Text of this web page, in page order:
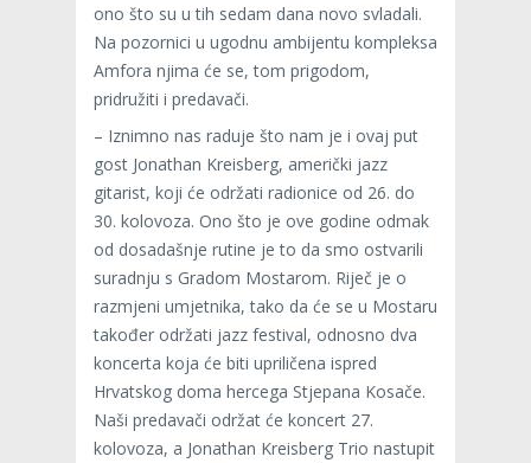
ono što su u tih sedam dana novo svladali.
Na pozornici u ugodnu ambijentu kompleksa
Amfora njima će se, tom prigodom,
pridružiti i predavači.
– Iznimno nas raduje što nam je i ovaj put
gost Jonathan Kreisberg, američki jazz
gitarist, koji će održati radionice od 26. do
30. kolovoza. Ono što je ove godine odmak
od dosadašnje rutine je to da smo ostvarili
suradnju s Gradom Mostarom. Riječ je o
razmjeni umjetnika, tako da će se u Mostaru
također održati jazz festival, odnosno dva
koncerta koja će biti upriličena ispred
Hrvatskog doma hercega Stjepana Kosače.
Naši predavači održat će koncert 27.
kolovoza, a Jonathan Kreisberg Trio nastupit